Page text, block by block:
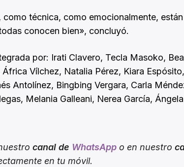
técnica, como emocionalmente, están
conocen bien», concluyó.
por: Irati Clavero, Tecla Masoko, Bea
Vílchez, Natalia Pérez, Kiara Espósito,
Antolínez, Bingbing Vergara, Carla
Melania Galleani, Nerea García, Ángela
canal de WhatsApp o en nuestro
en tu móvil.